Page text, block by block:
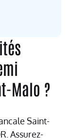
Malo ?
Saint-
Assurez-